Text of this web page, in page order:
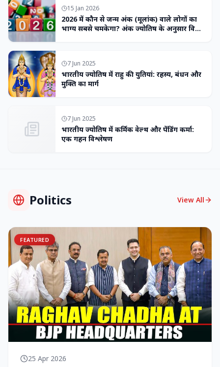
15 Jan 2026
2026 में कौन से जन्म अंक (मूलांक) वाले लोगों का
भाग्य सबसे चमकेगा? अंक ज्योतिष के अनुसार विशेष
7 Jun 2025
भारतीय ज्योतिष में राहु की युतियां: रहस्य, बंधन और
मुक्ति का मार्ग
7 Jun 2025
भारतीय ज्योतिष में कर्मिक वेल्थ और पेंडिंग कर्मा:
एक गहन विश्लेषण
Politics View All
FEATURED
25 Apr 2026